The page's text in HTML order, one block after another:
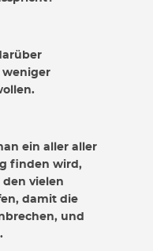
weniger
ein aller aller
finden wird,
vielen
damit die
und